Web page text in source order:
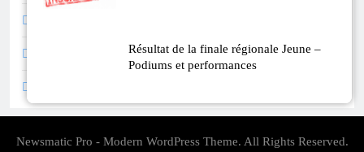
Résultat de la finale régionale Jeune –
Podiums et performances
huilages
Newsmatic Pro - Modern WordPress Theme. All Rights Reserved.